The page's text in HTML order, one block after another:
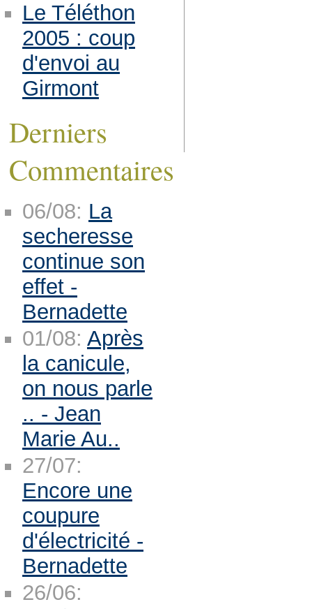
Le Téléthon
2005 : coup
d'envoi au
Girmont
Derniers
Commentaires
06/08: La
secheresse
continue son
effet -
Bernadette
01/08: Après
la canicule,
on nous parle
.. - Jean
Marie Au..
27/07:
Encore une
coupure
d'électricité -
Bernadette
26/06: